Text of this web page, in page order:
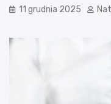
ś
i
?
11 grudnia 2025